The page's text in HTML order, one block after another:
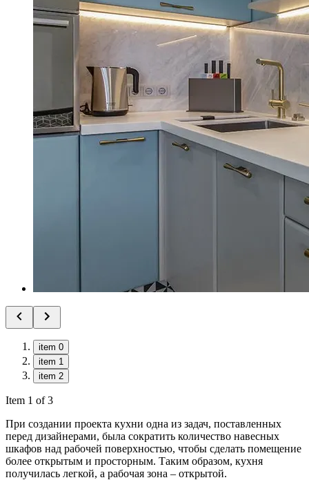
item 0
item 1
item 2
Item 1 of 3
При создании проекта кухни одна из задач, поставленных
перед дизайнерами, была сократить количество навесных
шкафов над рабочей поверхностью, чтобы сделать помещение
более открытым и просторным. Таким образом, кухня
получилась легкой, а рабочая зона – открытой.